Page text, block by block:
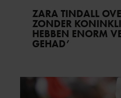
ZARA TINDALL
ZONDER
HEBBEN ENORM
GEHAD’